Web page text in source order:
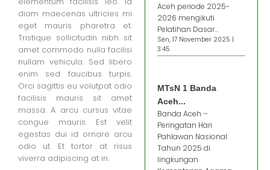
diam maecenas ultricies mi
eget mauris pharetra et.
Tristique sollicitudin nibh sit
amet commodo nulla facilisi
nullam vehicula. Sed libero
enim sed faucibus turpis.
Orci sagittis eu volutpat odio
facilisis mauris sit amet
massa. A arcu cursus vitae
congue mauris. Est velit
egestas dui id ornare arcu
odio ut. Et tortor at risus
viverra adipiscing at in.
Aceh periode 2025-
2026 mengikuti
Pelatihan Dasar...
Sen, 17 November 2025 |
3:45
MTsN 1 Banda
Aceh...
Banda Aceh –
Peringatan Hari
Pahlawan Nasional
Tahun 2025 di
lingkungan